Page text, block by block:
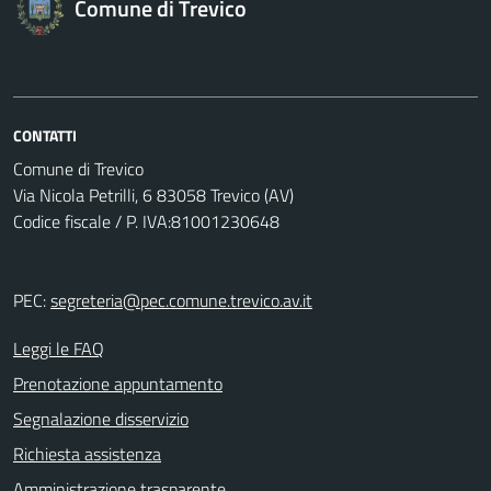
Comune di Trevico
CONTATTI
Comune di Trevico
Via Nicola Petrilli, 6 83058 Trevico (AV)
Codice fiscale / P. IVA:81001230648
PEC:segreteria@pec.comune.trevico.av.it
Leggi le FAQ
Prenotazione appuntamento
Segnalazione disservizio
Richiesta assistenza